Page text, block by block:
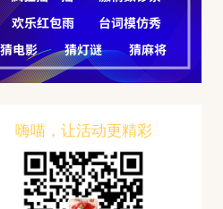
嗨喵，让活动更精彩